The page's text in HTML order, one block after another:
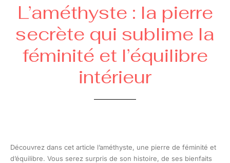
L’améthyste : la pierre
secrète qui sublime la
féminité et l’équilibre
intérieur
Découvrez dans cet article l’améthyste, une pierre de féminité et
d’équilibre. Vous serez surpris de son histoire, de ses bienfaits